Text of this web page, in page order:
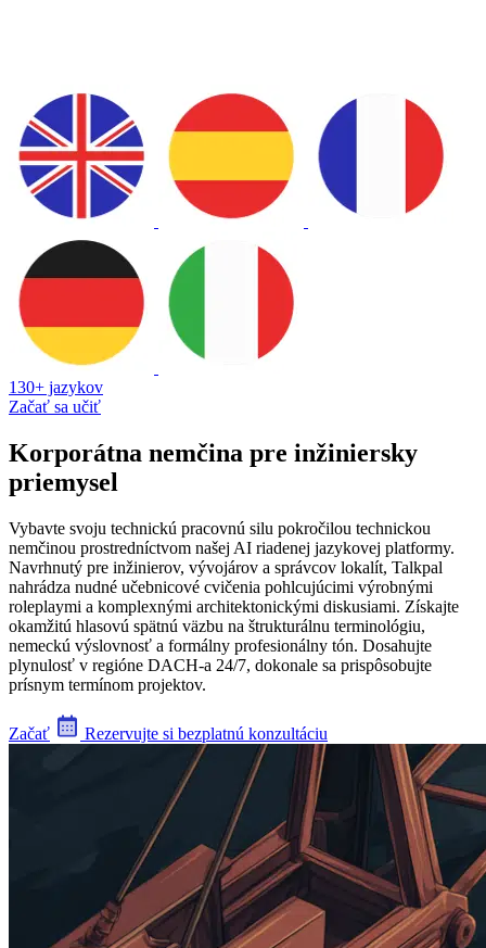
130+ jazykov
Začať sa učiť
Korporátna nemčina pre inžiniersky
priemysel
Vybavte svoju technickú pracovnú silu pokročilou technickou
nemčinou prostredníctvom našej AI riadenej jazykovej platformy.
Navrhnutý pre inžinierov, vývojárov a správcov lokalít, Talkpal
nahrádza nudné učebnicové cvičenia pohlcujúcimi výrobnými
roleplaymi a komplexnými architektonickými diskusiami. Získajte
okamžitú hlasovú spätnú väzbu na štrukturálnu terminológiu,
nemeckú výslovnosť a formálny profesionálny tón. Dosahujte
plynulosť v regióne DACH-a 24/7, dokonale sa prispôsobujte
prísnym termínom projektov.
Začať Rezervujte si bezplatnú konzultáciu